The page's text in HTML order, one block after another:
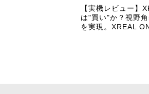
【実機レビュー】
は"買い"か？視野
を実現。XREAL